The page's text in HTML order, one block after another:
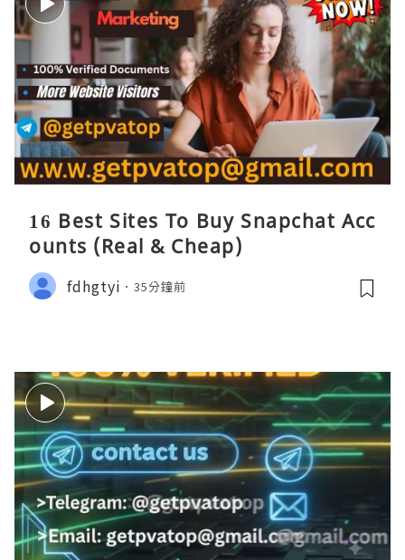
16 Best Sites To Buy Snapchat Acc
ounts (Real & Cheap)
fdhgtyi 35分鐘前